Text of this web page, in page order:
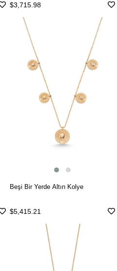
$3,715.98
Beşi Bir Yerde Altın Kolye
$5,415.21